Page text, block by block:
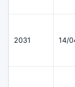
2031 14/